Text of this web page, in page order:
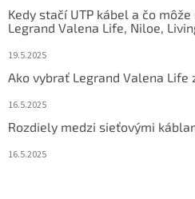
Kedy stačí UTP kábel a čo
Legrand Valena Life, Niloe,
19.5.2025
Ako vybrať Legrand Valena Life
16.5.2025
Rozdiely medzi sieťovými
16.5.2025